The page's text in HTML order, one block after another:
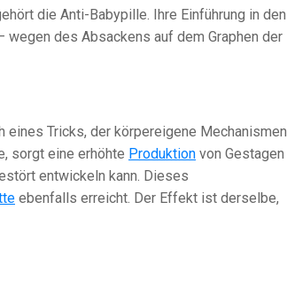
die Anti-Babypille. Ihre Einführung in den
wegen des Absackens auf dem Graphen der
Tricks, der körpereigene Mechanismen
sorgt eine erhöhte Produktion von Gestagen
entwickeln kann. Dieses
ebenfalls erreicht. Der Effekt ist derselbe,